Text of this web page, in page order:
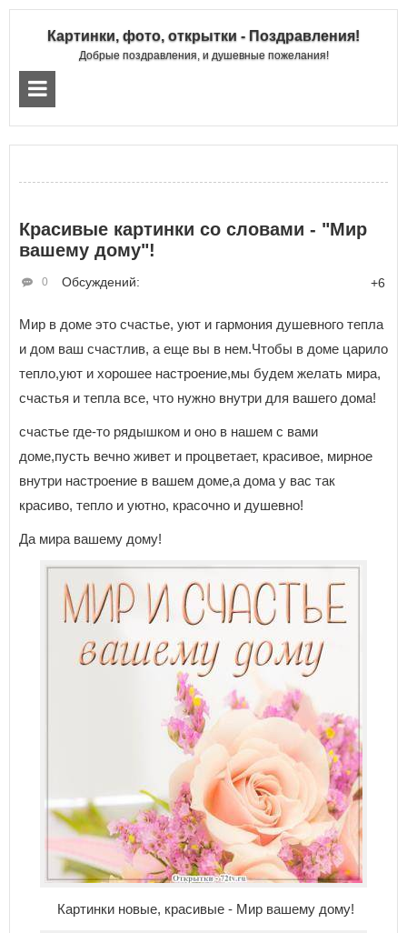
Картинки, фото, открытки - Поздравления!
Добрые поздравления, и душевные пожелания!
Красивые картинки со словами - "Мир
вашему дому"!
Обсуждений:
0 +6
Мир в доме это счастье, уют и гармония душевного тепла
и дом ваш счастлив, а еще вы в нем.Чтобы в доме царило
тепло,уют и хорошее настроение,мы будем желать мира,
счастья и тепла все, что нужно внутри для вашего дома!
счастье где-то рядышком и оно в нашем с вами
доме,пусть вечно живет и процветает, красивое, мирное
внутри настроение в вашем доме,а дома у вас так
красиво, тепло и уютно, красочно и душевно!
Да мира вашему дому!
Картинки новые, красивые - Мир вашему дому!